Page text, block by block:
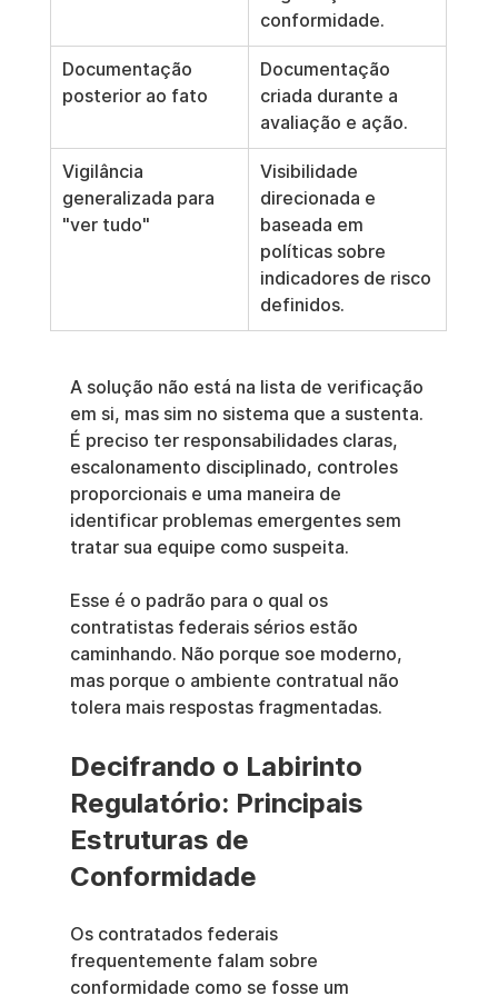
conformidade.
Documentação
posterior ao fato
Documentação
criada durante a
avaliação e ação.
Vigilância
generalizada para
"ver tudo"
Visibilidade
direcionada e
baseada em
políticas sobre
indicadores de risco
definidos.
A solução não está na lista de verificação
em si, mas sim no sistema que a sustenta.
É preciso ter responsabilidades claras,
escalonamento disciplinado, controles
proporcionais e uma maneira de
identificar problemas emergentes sem
tratar sua equipe como suspeita.
Esse é o padrão para o qual os
contratistas federais sérios estão
caminhando. Não porque soe moderno,
mas porque o ambiente contratual não
tolera mais respostas fragmentadas.
Decifrando o Labirinto
Regulatório: Principais
Estruturas de
Conformidade
Os contratados federais
frequentemente falam sobre
conformidade como se fosse um